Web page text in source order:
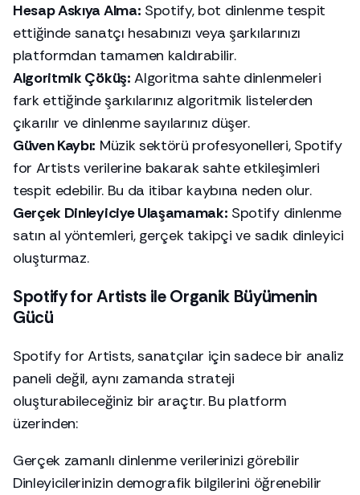
Hesap Askıya Alma: Spotify, bot dinlenme tespit
ettiğinde sanatçı hesabınızı veya şarkılarınızı
platformdan tamamen kaldırabilir.
Algoritmik Çöküş: Algoritma sahte dinlenmeleri
fark ettiğinde şarkılarınız algoritmik listelerden
çıkarılır ve dinlenme sayılarınız düşer.
Güven Kaybı: Müzik sektörü profesyonelleri, Spotify
for Artists verilerine bakarak sahte etkileşimleri
tespit edebilir. Bu da itibar kaybına neden olur.
Gerçek Dinleyiciye Ulaşamamak: Spotify dinlenme
satın al yöntemleri, gerçek takipçi ve sadık dinleyici
oluşturmaz.
Spotify for Artists ile Organik Büyümenin
Gücü
Spotify for Artists, sanatçılar için sadece bir analiz
paneli değil, aynı zamanda strateji
oluşturabileceğiniz bir araçtır. Bu platform
üzerinden:
Gerçek zamanlı dinlenme verilerinizi görebilir
Dinleyicilerinizin demografik bilgilerini öğrenebilir